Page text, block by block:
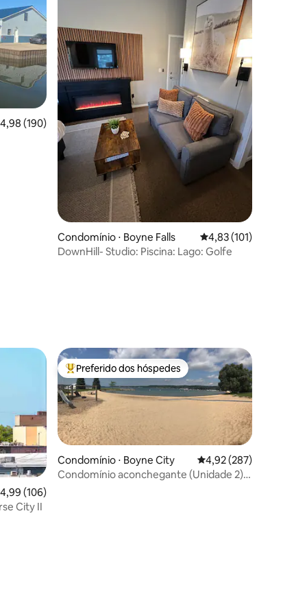
de uma avaliação média de 5, 190 avaliações
4,98 (190)
Condomínio ⋅ Boyne Falls 4,83 de uma avaliação
4,83 (101)
DownHill- Studio: Piscina: Lago: Golfe
hóspedes
de uma avaliação média de 5, 106 avaliações
4,99 (106)
City II
Entre os melhores preferidos dos hóspedes
Preferido dos hóspedes
Condomínio ⋅ Boyne City 4,92 de uma avaliação
4,92 (287)
Condomínio aconchegante (Unidade 2) -